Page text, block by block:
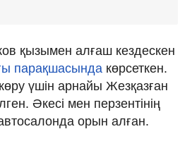
қызымен алғаш кездескен
парақшасында көрсеткен.
үшін арнайы Жезқазған
Әкесі мен перзентінің
орын алған.